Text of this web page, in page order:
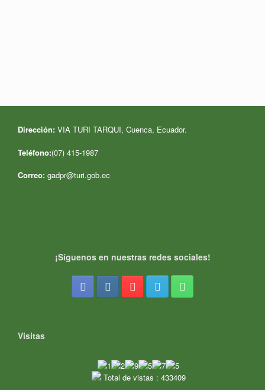
Dirección: VIA TURI TARQUI, Cuenca, Ecuador.
Teléfono:(07) 415-1987
Correo: gadpr@turi.gob.ec
¡Síguenos en nuestras redes sociales!
Visitas
Total de vistas : 433409